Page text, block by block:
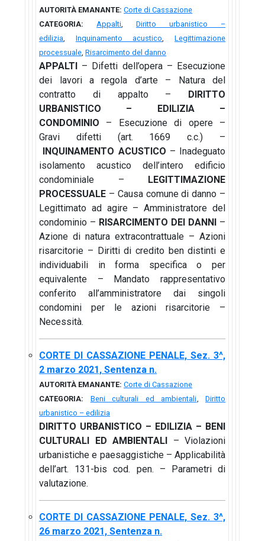
AUTORITÀ EMANANTE: Corte di Cassazione
CATEGORIA:
Appalti,Diritto urbanistico –
edilizia, Inquinamento acustico,Legittimazione
processuale,Risarcimento del danno
APPALTI
– Difetti dell’opera – Esecuzione
dei lavori a regola d’arte – Natura del
contratto di appalto –
DIRITTO
URBANISTICO – EDILIZIA –
CONDOMINIO – Esecuzione di opere –
Gravi difetti (art. 1669 c.c.) –
INQUINAMENTO ACUSTICO – Inadeguato
isolamento acustico dell’intero edificio
condominiale –
LEGITTIMAZIONE
PROCESSUALE – Causa comune di danno –
Legittimato ad agire – Amministratore del
condominio – RISARCIMENTO DEI DANNI
–
Azione di natura extracontrattuale – Azioni
risarcitorie – Diritti di credito ben distinti e
individuabili in forma specifica o per
equivalente – Mandato rappresentativo
conferito all’amministratore dai singoli
condomini per le azioni risarcitorie –
Necessità.
CORTE DI CASSAZIONE PENALE, Sez. 3^,
2 marzo 2021, Sentenza n.
AUTORITÀ EMANANTE: Corte di Cassazione
CATEGORIA:
Beni culturali ed ambientali,Diritto
urbanistico – edilizia
DIRITTO URBANISTICO – EDILIZIA – BENI
CULTURALI ED AMBIENTALI
– Violazioni
urbanistiche e paesaggistiche – Applicabilità
dell’art. 131-bis cod. pen. – Parametri di
valutazione.
CORTE DI CASSAZIONE PENALE, Sez. 3^,
26 marzo 2021, Sentenza n.